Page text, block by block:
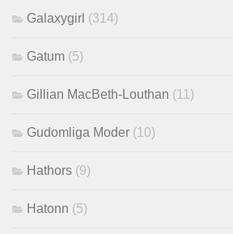
Galaxygirl (314)
Gatum (5)
Gillian MacBeth-Louthan (11)
Gudomliga Moder (10)
Hathors (9)
Hatonn (5)